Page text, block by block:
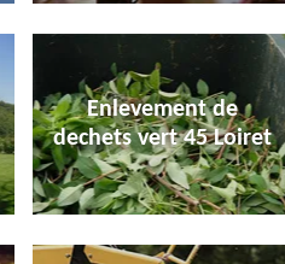
Enlevement de
dechets vert 45 Loiret